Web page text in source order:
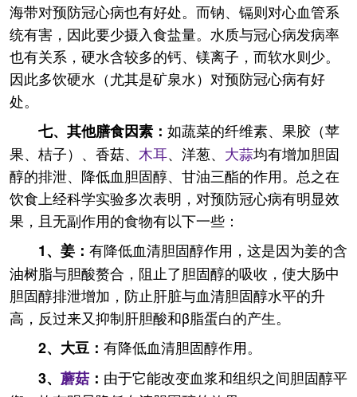
海带对预防冠心病也有好处。而钠、镉则对心血管系
统有害，因此要少摄入食盐量。水质与冠心病发病率
也有关系，硬水含较多的钙、镁离子，而软水则少。
因此多饮硬水（尤其是矿泉水）对预防冠心病有好
处。
七、其他膳食因素： 如蔬菜的纤维素、果胶（苹
果、桔子）、香菇、 木耳、洋葱、 大蒜均有增加胆固
醇的排泄、降低血胆固醇、甘油三酯的作用。总之在
饮食上经科学实验多次表明，对预防冠心病有明显效
果，且无副作用的食物有以下一些：
1、 姜： 有降低血清胆固醇作用，这是因为姜的含
油树脂与胆酸赘合，阻止了胆固醇的吸收，使大肠中
胆固醇排泄增加，防止肝脏与血清胆固醇水平的升
高，反过来又抑制肝胆酸和β脂蛋白的产生。
2、 大豆： 有降低血清胆固醇作用。
3、 蘑菇 ： 由于它能改变血浆和组织之间胆固醇平